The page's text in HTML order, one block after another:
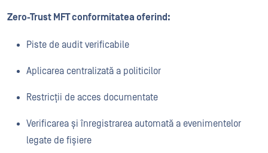
Zero-Trust MFT conformitatea oferind:
Piste de audit verificabile
Aplicarea centralizată a politicilor
Restricții de acces documentate
Verificarea și înregistrarea automată a evenimentelor
legate de fișiere